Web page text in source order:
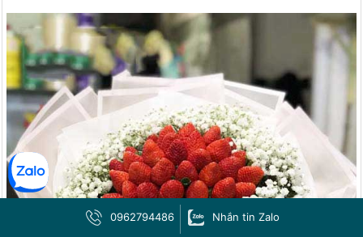
0962794486 Nhắn tin Zalo